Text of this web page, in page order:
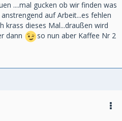
....mal gucken ob wir finden was
auf Arbeit...es fehlen
krass dieses Mal...draußen wird
dann
so nun aber Kaffee Nr 2